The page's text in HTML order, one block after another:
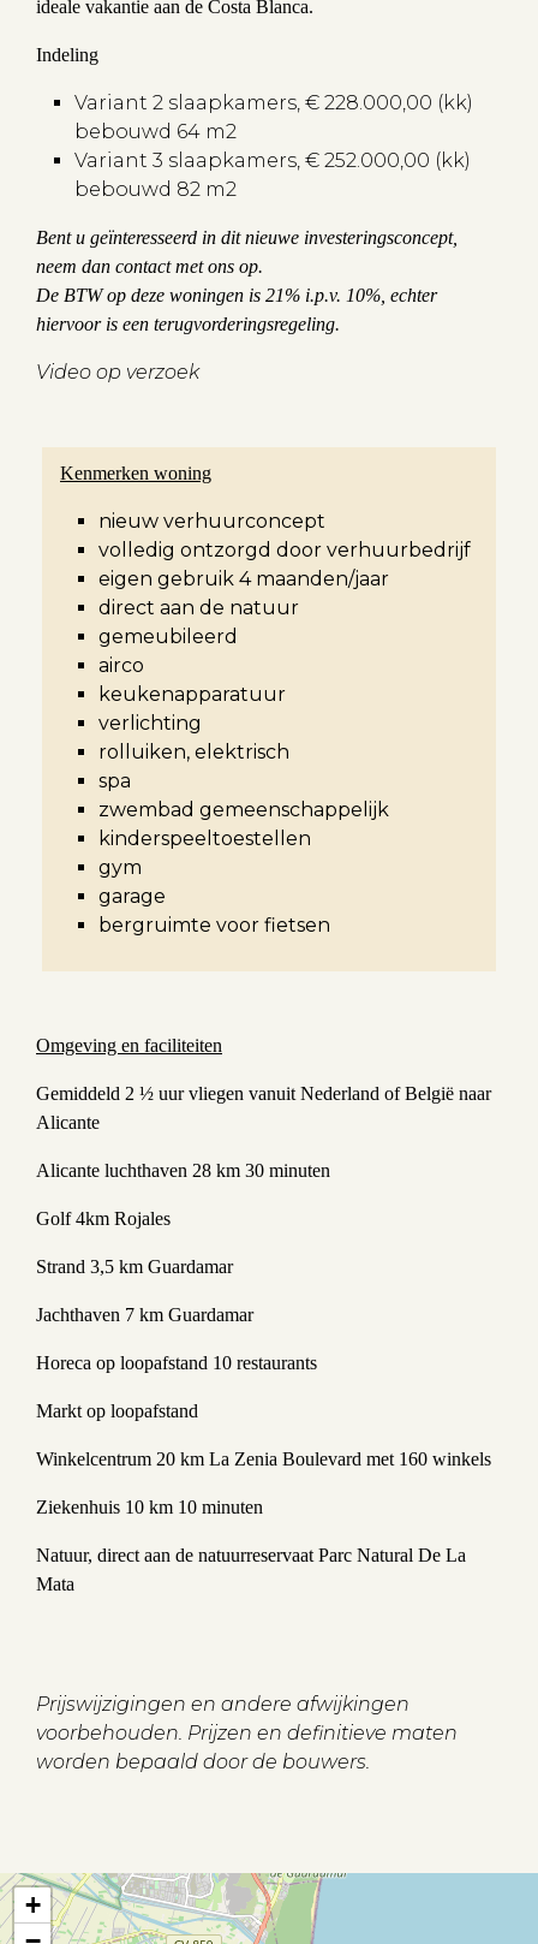
Koopwoningen
Verhuurd
ideale vakantie aan de Costa Blanca.
Indeling
Variant 2 slaapkamers, € 228.000,00 (kk)
bebouwd 64 m2
Variant 3 slaapkamers, € 252.000,00 (kk)
bebouwd 82 m2
Bent u geïnteresseerd in dit nieuwe investeringsconcept,
neem dan contact met ons op.
De BTW op deze woningen is 21% i.p.v. 10%, echter
hiervoor is een terugvorderingsregeling.
Video op verzoek
Kenmerken woning
nieuw verhuurconcept
volledig ontzorgd door verhuurbedrijf
eigen gebruik 4 maanden/jaar
direct aan de natuur
gemeubileerd
airco
keukenapparatuur
verlichting
rolluiken, elektrisch
spa
zwembad gemeenschappelijk
kinderspeeltoestellen
gym
garage
bergruimte voor fietsen
Omgeving en faciliteiten
Gemiddeld 2 ½ uur vliegen vanuit Nederland of België naar
Alicante
Alicante luchthaven 28 km 30 minuten
Golf 4km Rojales
Strand 3,5 km Guardamar
Jachthaven 7 km Guardamar
Horeca op loopafstand 10 restaurants
Markt op loopafstand
Winkelcentrum 20 km La Zenia Boulevard met 160 winkels
Ziekenhuis 10 km 10 minuten
Natuur, direct aan de natuurreservaat Parc Natural De La
Mata
Prijswijzigingen en andere afwijkingen
voorbehouden. Prijzen en definitieve maten
worden bepaald door de bouwers.
+